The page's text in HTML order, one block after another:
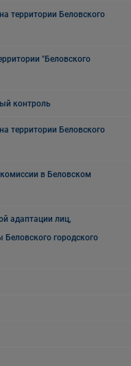
территории Беловского
"Беловского
контроль
территории Беловского
в Беловском
адаптации лиц,
городского